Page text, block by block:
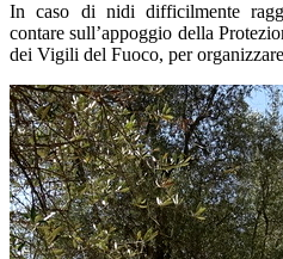
In caso di nidi difficilmente
contare sull’appoggio della
dei Vigili del Fuoco, per